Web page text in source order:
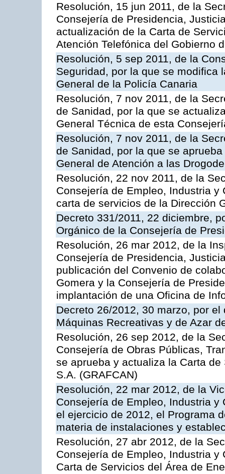
Resolución, 15 jun 2011, de la
Consejería de Presidencia,
actualización de la Carta de
Atención Telefónica del Gobierno
Resolución, 5 sep 2011, de la
Seguridad, por la que se modifica
General de la Policía Canaria
Resolución, 7 nov 2011, de la
de Sanidad, por la que se
General Técnica de esta
Resolución, 7 nov 2011, de la
de Sanidad, por la que se
General de Atención a las
Resolución, 22 nov 2011, de la
Consejería de Empleo, Industria
carta de servicios de la Dirección
Decreto 331/2011, 22 diciembre,
Orgánico de la Consejería de
Resolución, 26 mar 2012, de la
Consejería de Presidencia,
publicación del Convenio de
Gomera y la Consejería de
implantación de una Oficina de
Decreto 26/2012, 30 marzo, por
Máquinas Recreativas y de Azar
Resolución, 26 sep 2012, de la
Consejería de Obras Públicas,
se aprueba y actualiza la Carta
S.A. (GRAFCAN)
Resolución, 22 mar 2012, de la
Consejería de Empleo, Industria
el ejercicio de 2012, el Programa
materia de instalaciones y
Resolución, 27 abr 2012, de la
Consejería de Empleo, Industria
Carta de Servicios del Área de